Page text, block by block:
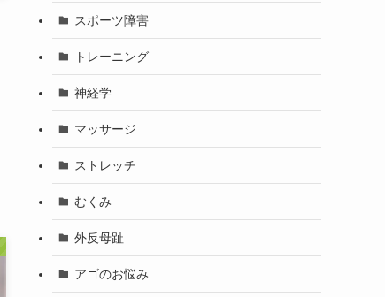
スポーツ障害
トレーニング
神経学
マッサージ
ストレッチ
むくみ
外反母趾
アゴのお悩み